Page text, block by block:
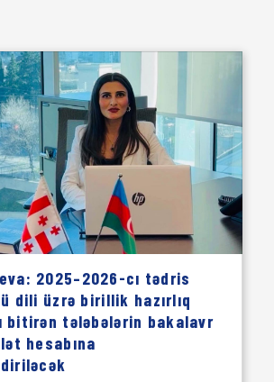
2025–2026-cı tədris
dili üzrə birillik hazırlıq
bitirən tələbələrin bakalavr
hesabına